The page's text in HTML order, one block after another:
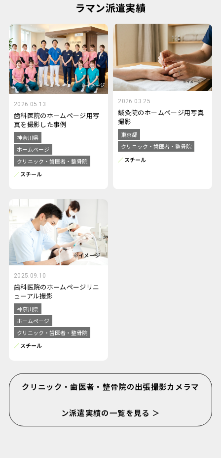
ラマン派遣実績
2026.05.13
歯科医院のホームページ用写
真を撮影した事例
神奈川県
ホームページ
クリニック・歯医者・整骨院
スチール
2026.03.25
鍼灸院のホームページ用写真
撮影
東京都
クリニック・歯医者・整骨院
スチール
2025.09.10
歯科医院のホームページリニ
ューアル撮影
神奈川県
ホームページ
クリニック・歯医者・整骨院
スチール
クリニック・歯医者・整骨院の出張撮影カメラマ
ン派遣実績の一覧を見る ＞